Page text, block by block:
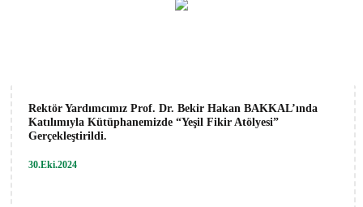
Rektör Yardımcımız Prof. Dr. Bekir Hakan BAKKAL’ında
Katılımıyla Kütüphanemizde “Yeşil Fikir Atölyesi”
Gerçekleştirildi.
30.Eki.2024